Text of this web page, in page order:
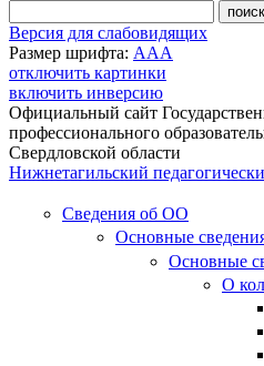
Версия для слабовидящих
Размер шрифта: AAA
отключить картинки
включить инверсию
Официальный сайт
профессионального
Свердловской области
Нижнетагильский
Сведения об ОО
Основные
Основные
О